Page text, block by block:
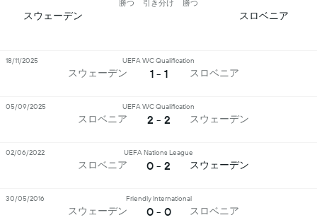
スウェーデン
勝つ 引き分け 勝つ
スロベニア
スウェーデン
UEFA WC Qualification
1 - 1 スロベニア
18/11/2025
スロベニア
UEFA WC Qualification
2 - 2 スウェーデン
05/09/2025
スロベニア
UEFA Nations League
0 - 2 スウェーデン
02/06/2022
スウェーデン
Friendly International
0 - 0 スロベニア
30/05/2016